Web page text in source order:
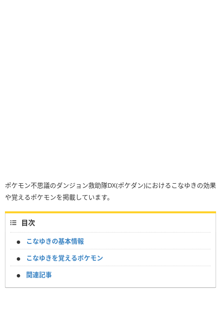
ポケモン不思議のダンジョン救助隊DX(ポケダン)におけるこなゆきの効果
や覚えるポケモンを掲載しています。
目次
こなゆきの基本情報
こなゆきを覚えるポケモン
関連記事